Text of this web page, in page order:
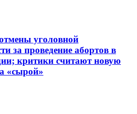
уголовной
за проведение абортов в
критики считают новую
«сырой»